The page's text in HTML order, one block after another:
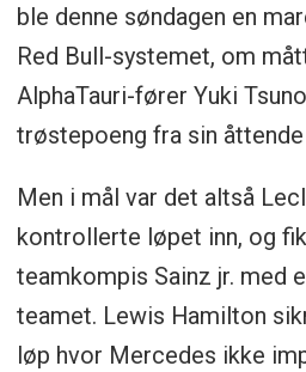
ble denne søndagen en
Red Bull-systemet, om
AlphaTauri-fører Yuki
trøstepoeng fra sin åttende
Men i mål var det altså
kontrollerte løpet inn, og
teamkompis Sainz jr. med
teamet. Lewis Hamilton
løp hvor Mercedes ikke